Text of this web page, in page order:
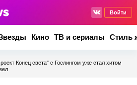
Войти
Кино ТВ и сериалы Стиль
Конец света" с Гослингом уже стал хитом